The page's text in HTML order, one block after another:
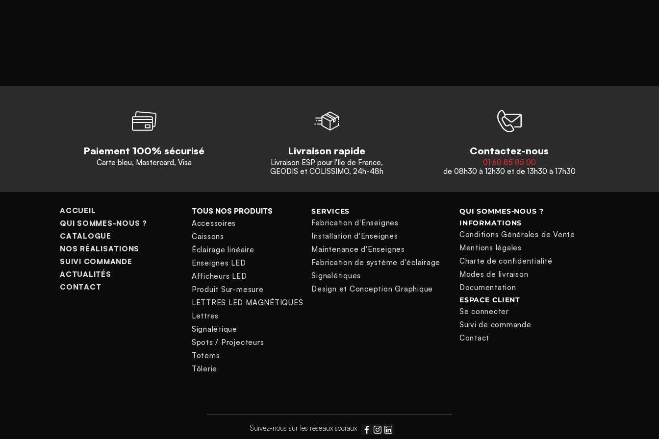
Paiement 100% sécurisé
Carte bleu, Mastercard, Visa
Livraison rapide
Livraison ESP pour l'Ile de France,
GEODIS et COLISSIMO, 24h-48h
Contactez-nous
01 60 85 85 00
de 08h30 à 12h30 et de 13h30 à 17h30
ACCUEIL
QUI SOMMES-NOUS ?
CATALOGUE
NOS RÉALISATIONS
SUIVI COMMANDE
ACTUALITÉS
CONTACT
TOUS NOS PRODUITS
Accessoires
Caissons
Éclairage linéaire
Enseignes LED
Afficheurs LED
Produit Sur-mesure
LETTRES LED MAGNÉTIQUES
Lettres
Signalétique
Spots / Projecteurs
Totems
Tôlerie
SERVICES
Fabrication d'Enseignes
Installation d'Enseignes
Maintenance d'Enseignes
Fabrication de système d'éclairage
Signalétiques
Design et Conception Graphique
QUI SOMMES-NOUS ?
INFORMATIONS
Conditions Générales de Vente
Mentions légales
Charte de confidentialité
Modes de livraison
Documentation
ESPACE CLIENT
Se connecter
Suivi de commande
Contact
Suivez-nous sur les réseaux sociaux